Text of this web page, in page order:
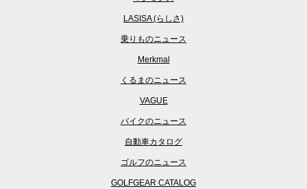
LASISA (らしさ)
乗りものニュース
Merkmal
くるまのニュース
VAGUE
バイクのニュース
自動車カタログ
ゴルフのニュース
GOLFGEAR CATALOG